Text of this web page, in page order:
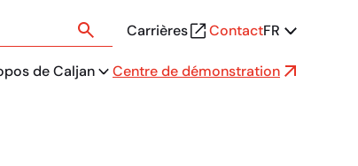
Carrières ContactFR
de Caljan Centre de démonstration